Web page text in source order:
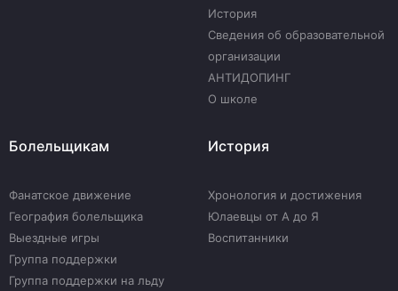
История
Сведения об образовательной
организации
АНТИДОПИНГ
О школе
Болельщикам
Фанатское движение
География болельщика
Выездные игры
Группа поддержки
Группа поддержки на льду
История
Хронология и достижения
Юлаевцы от А до Я
Воспитанники